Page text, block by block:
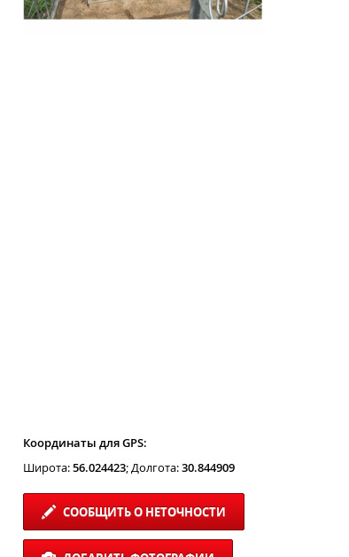
Координаты для GPS:
Широта:56.024423; Долгота:30.844909
СООБЩИТЬ О НЕТОЧНОСТИ